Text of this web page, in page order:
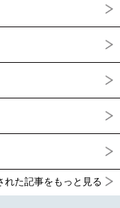
れた記事をもっと見る